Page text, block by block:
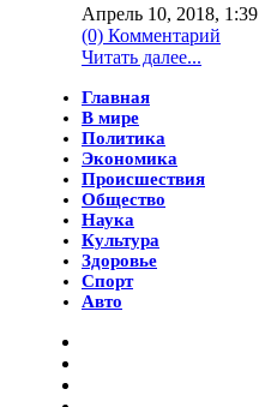
Апрель 10, 2018, 1:39
(0) Комментарий
Читать далее...
Главная
В мире
Политика
Экономика
Происшествия
Общество
Наука
Культура
Здоровье
Спорт
Авто